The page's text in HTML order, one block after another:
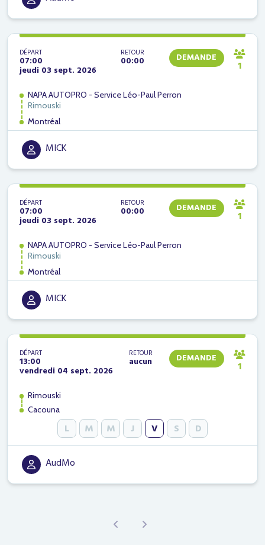
DÉPART
07:00
jeudi 03 sept. 2026
RETOUR
00:00 DEMANDE
1
NAPA AUTOPRO - Service Léo-Paul Perron
Rimouski
Montréal
MICK
DÉPART
07:00
jeudi 03 sept. 2026
RETOUR
00:00 DEMANDE
1
NAPA AUTOPRO - Service Léo-Paul Perron
Rimouski
Montréal
MICK
DÉPART
13:00
vendredi 04 sept. 2026
RETOUR
aucun DEMANDE
1
Rimouski
Cacouna
L M M J V S D
AudMo
Previous Next